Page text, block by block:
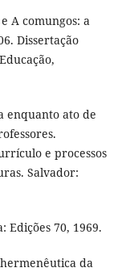
A comungos: a
Dissertação
enquanto ato de
e processos
Salvador:
Edições 70, 1969.
da